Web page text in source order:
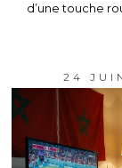
d’une touche
24